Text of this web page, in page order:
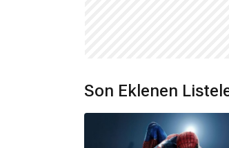
Son Eklenen